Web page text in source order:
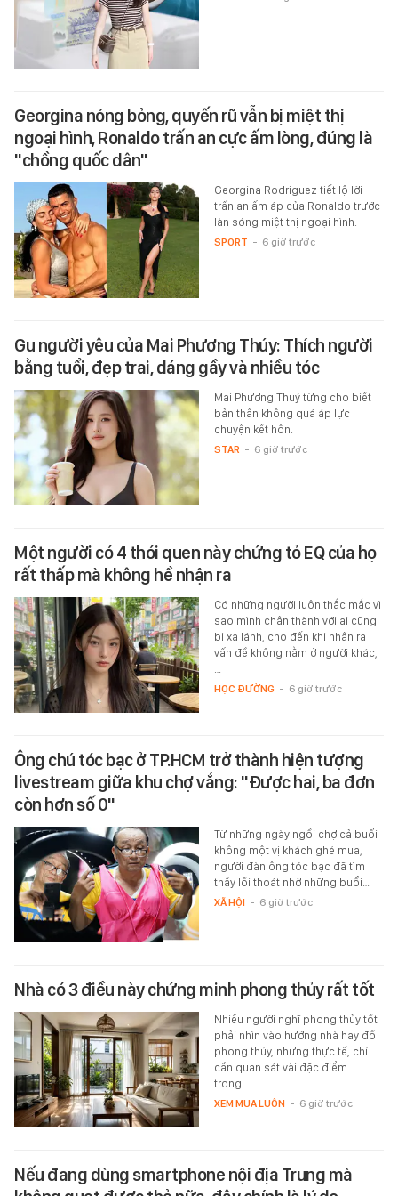
Georgina nóng bỏng, quyến rũ vẫn bị miệt thị
ngoại hình, Ronaldo trấn an cực ấm lòng, đúng là
"chồng quốc dân"
Georgina Rodriguez tiết lộ lời
trấn an ấm áp của Ronaldo trước
làn sóng miệt thị ngoại hình.
SPORT - 6 giờ trước
Gu người yêu của Mai Phương Thúy: Thích người
bằng tuổi, đẹp trai, dáng gầy và nhiều tóc
Mai Phương Thuý từng cho biết
bản thân không quá áp lực
chuyện kết hôn.
STAR - 6 giờ trước
Một người có 4 thói quen này chứng tỏ EQ của họ
rất thấp mà không hề nhận ra
Có những người luôn thắc mắc vì
sao mình chân thành với ai cũng
bị xa lánh, cho đến khi nhận ra
vấn đề không nằm ở người khác,
…
HỌC ĐƯỜNG - 6 giờ trước
Ông chú tóc bạc ở TP.HCM trở thành hiện tượng
livestream giữa khu chợ vắng: "Được hai, ba đơn
còn hơn số 0"
Từ những ngày ngồi chợ cả buổi
không một vị khách ghé mua,
người đàn ông tóc bạc đã tìm
thấy lối thoát nhờ những buổi…
XÃ HỘI - 6 giờ trước
Nhà có 3 điều này chứng minh phong thủy rất tốt
Nhiều người nghĩ phong thủy tốt
phải nhìn vào hướng nhà hay đồ
phong thủy, nhưng thực tế, chỉ
cần quan sát vài đặc điểm
trong…
XEM MUA LUÔN - 6 giờ trước
Nếu đang dùng smartphone nội địa Trung mà